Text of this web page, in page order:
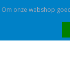
Om onze webshop